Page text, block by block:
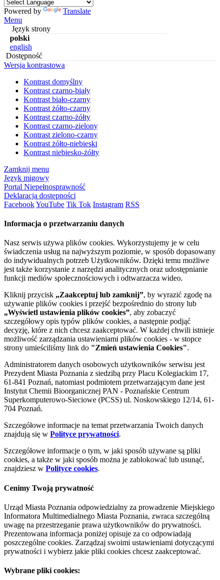
Powered by
Translate
Menu
Język strony
polski
english
Dostępność
Wersja kontrastowa
Kontrast domyślny
Kontrast czarno-biały
Kontrast biało-czarny
Kontrast żółto-czarny
Kontrast czarno-żółty
Kontrast czarno-zielony
Kontrast zielono-czarny
Kontrast żółto-niebieski
Kontrast niebiesko-żółty
Zamknij menu
Język migowy
Portal Niepełnosprawność
Deklaracja dostępności
FacebookYouTube Tik Tok Instagram RSS
Informacja o przetwarzaniu danych
Nasz serwis używa plików cookies. Wykorzystujemy je w celu
świadczenia usług na najwyższym poziomie, w sposób dopasowany
do indywidualnych potrzeb Użytkowników. Dzięki temu możliwe
jest także korzystanie z narzędzi analitycznych oraz udostępnianie
funkcji mediów społecznościowych i odtwarzacza wideo.
Kliknij przycisk „Zaakceptuj lub zamknij”, by wyrazić zgodę na
używanie plików cookies i przejść bezpośrednio do strony lub
„Wyświetl ustawienia plików cookies”, aby zobaczyć
szczegółowy opis typów plików cookies, a następnie podjąć
decyzję, które z nich chcesz zaakceptować. W każdej chwili istnieje
możliwość zarządzania ustawieniami plików cookies - w stopce
strony umieściliśmy link do "Zmień ustawienia Cookies".
Administratorem danych osobowych użytkowników serwisu jest
Prezydent Miasta Poznania z siedzibą przy Placu Kolegiackim 17,
61-841 Poznań, natomiast podmiotem przetwarzającym dane jest
Instytut Chemii Bioorganicznej PAN - Poznańskie Centrum
Superkomputerowo-Sieciowe (PCSS) ul. Noskowskiego 12/14, 61-
704 Poznań.
Szczegółowe informacje na temat przetwarzania Twoich danych
znajdują się w Polityce prywatności.
Szczegółowe informacje o tym, w jaki sposób używane są pliki
cookies, a także w jaki sposób można je zablokować lub usunąć,
znajdziesz w Polityce cookies.
Cenimy Twoją prywatność
Urząd Miasta Poznania odpowiedzialny za prowadzenie Miejskiego
Informatora Multimedialnego Miasta Poznania, zwraca szczególną
uwagę na przestrzeganie prawa użytkowników do prywatności.
Prezentowana informacja poniżej opisuje za co odpowiadają
poszczególne cookies. Zarządzaj swoimi ustawieniami dotyczącymi
prywatności i wybierz jakie pliki cookies chcesz zaakceptować.
Wybrane pliki cookies: